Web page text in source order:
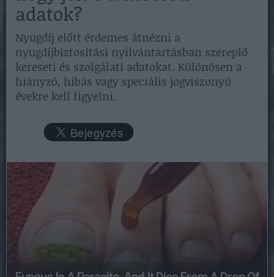
adatok?
Nyugdíj előtt érdemes átnézni a
nyugdíjbiztosítási nyilvántartásban szereplő
kereseti és szolgálati adatokat. Különösen a
hiányzó, hibás vagy speciális jogviszonyú
évekre kell figyelni.